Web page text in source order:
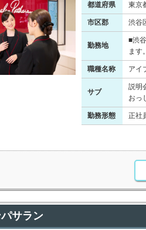
都道府県 東京
市区郡 渋谷
勤務地
■渋
ます
職種名称 アイ
サブ
説明
おっ
勤務形態 正社
サラン